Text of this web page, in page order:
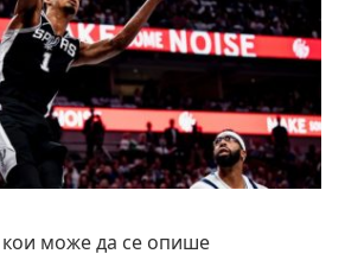
може да се опише